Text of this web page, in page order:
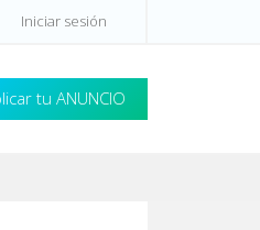
Iniciar sesión
tu ANUNCIO